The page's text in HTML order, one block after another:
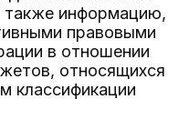
также информацию,
правовыми
в отношении
относящихся
классификации